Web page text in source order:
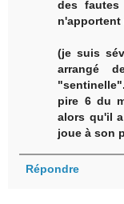
des
n'apportent
(je suis
arrangé
pire 6 du
alors qu'il
joue à son
Répondre